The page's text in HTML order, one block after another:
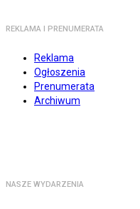
REKLAMA I PRENUMERATA
Reklama
Ogłoszenia
Prenumerata
Archiwum
NASZE WYDARZENIA